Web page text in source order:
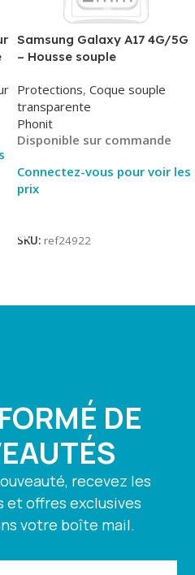
Samsung Galaxy A17 4G/5G
– Housse souple
Protections, Coque souple
transparente
Phonit
Disponible sur commande
Connectez-vous pour voir les
prix
SKU: ref24922
DE
recevez les
offres exclusives
votre boîte mail.